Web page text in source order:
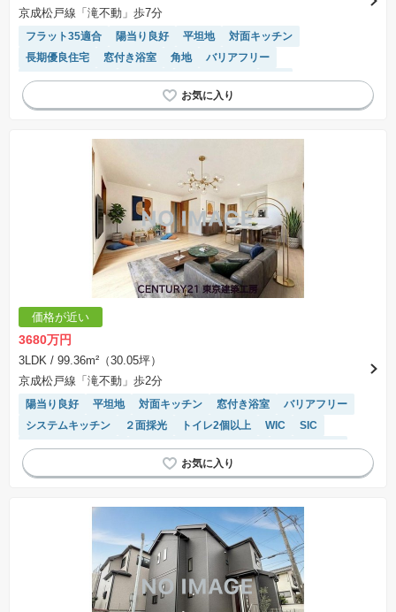
京成松戸線「滝不動」歩7分
フラット35適合 陽当り良好 平坦地
対面キッチン
長期優良住宅
窓付き浴室 角地
バリアフリー
システムキッチン
２面採光 トイレ2個以上
WIC
モニター付きインターホン
閑静な住宅地
価格が近い
3680万円
3LDK / 99.36m²（30.05坪）
京成松戸線「滝不動」歩2分
陽当り良好 平坦地 対面キッチン 窓付き浴室
バリアフリー
システムキッチン
２面採光 トイレ2個以上 WIC
SIC
キッチン収納が多い
モニター付きインターホン
閑静な住宅地
温水洗浄便座